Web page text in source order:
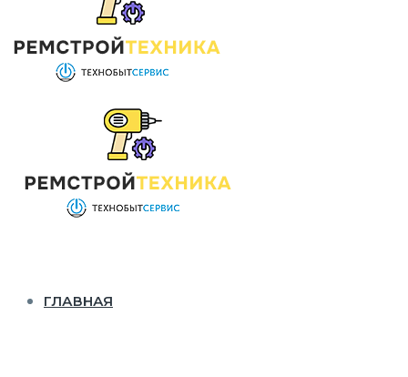
ГЛАВНАЯ